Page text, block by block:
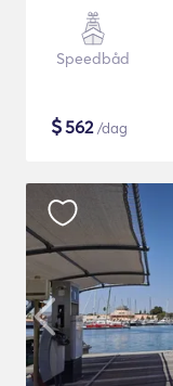
Speedbåd
$562/dag